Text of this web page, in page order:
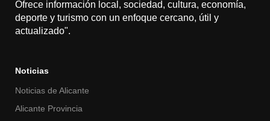
Ofrece información local, sociedad, cultura, economía,
deporte y turismo con un enfoque cercano, útil y
actualizado".
Noticias
Noticias de Alicante
Alicante Provincia